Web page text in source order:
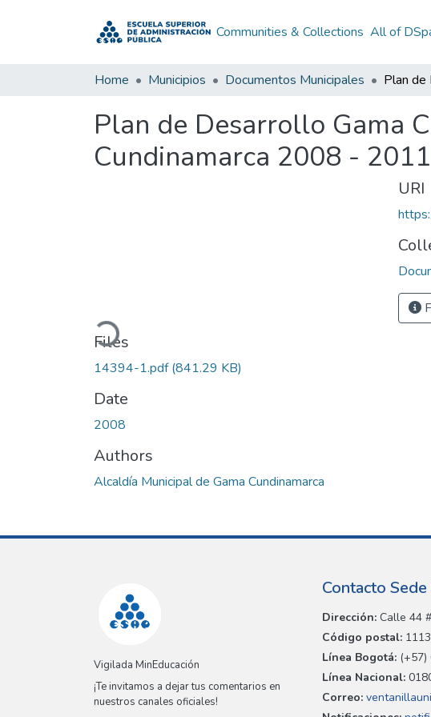
Communities & Collections All of
Home Municipios Documentos Municipales
Plan de Desarrollo Gama
Cundinamarca 2008 - 2011
Loading...
Files
14394-1.pdf(841.29 KB)
Date
2008
Authors
Alcaldía Municipal de Gama Cundinamarca
URI
Vigilada MinEducación
¡Te invitamos a dejar tus comentarios en
nuestros canales oficiales!
Contacto
Dirección: Calle 44
Código postal:
Línea Bogotá: (+57)
Línea Nacional:
Correo: